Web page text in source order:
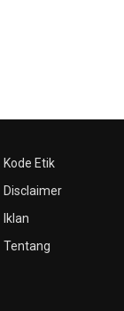
Kode Etik
Disclaimer
Iklan
Tentang